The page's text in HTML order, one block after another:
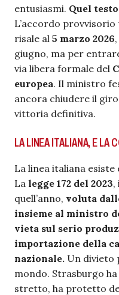
entusiasmi. Quel
L’accordo
risale al 5 marzo 2026
giugno, ma per
via libera formale del
europea. Il ministro
ancora chiudere il
vittoria definitiva.
LA LINEA ITALIANA, E LA
La linea italiana esiste
La legge 172 del 2023,
quell’anno, voluta
insieme al ministro
vieta sul serio
importazione della
nazionale. Un divieto
mondo. Strasburgo
stretto, ha protetto